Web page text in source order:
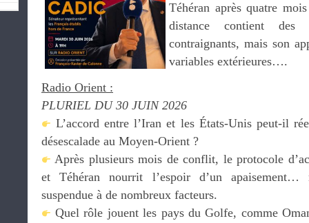
Téhéran après quatre
distance contient des
contraignants, mais son
variables extérieures….
Radio Orient :
PLURIEL DU 30 JUIN 2026
L’accord entre l’Iran et les États-Unis peut-il
désescalade au Moyen-Orient ?
Après plusieurs mois de conflit, le protocole
et Téhéran nourrit l’espoir d’un apaisement…
suspendue à de nombreux facteurs.
Quel rôle jouent les pays du Golfe, comme